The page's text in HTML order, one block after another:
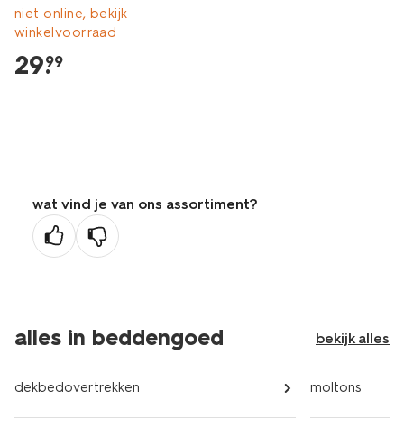
niet online, bekijk
winkelvoorraad
29.
99
wat vind je van ons assortiment?
alles in beddengoed bekijk alles
dekbedovertrekken moltons